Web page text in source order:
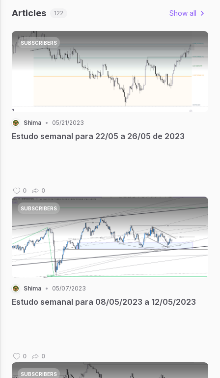
Articles 122 Show all
SUBSCRIBERS
Shima • 05/21/2023
Estudo semanal para 22/05 a 26/05 de 2023
0 0
SUBSCRIBERS
Shima • 05/07/2023
Estudo semanal para 08/05/2023 a 12/05/2023
0 0
SUBSCRIBERS